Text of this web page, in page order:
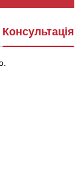
Консультація